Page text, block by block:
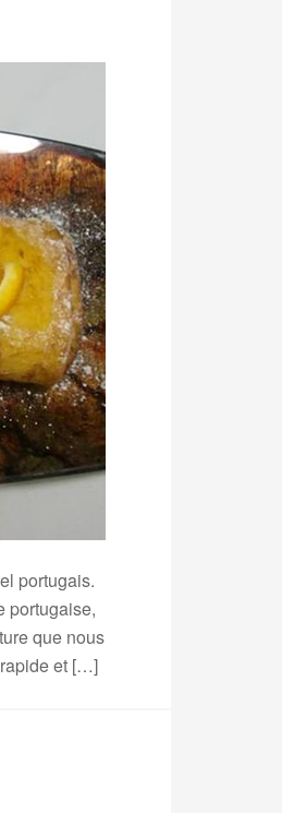
portugais.
portugaise,
que nous
et […]